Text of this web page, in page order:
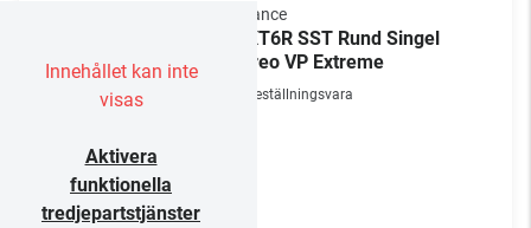
Innehållet kan inte
visas
Aktivera
funktionella
tredjepartstjänster
Sonance
VPXT6R SST Rund Singel
Stereo VP Extreme
Beställningsvara